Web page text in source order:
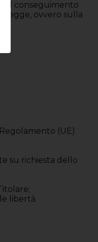
al conseguimento
legge, ovvero sulla
(UE)
su richiesta dello
libertà